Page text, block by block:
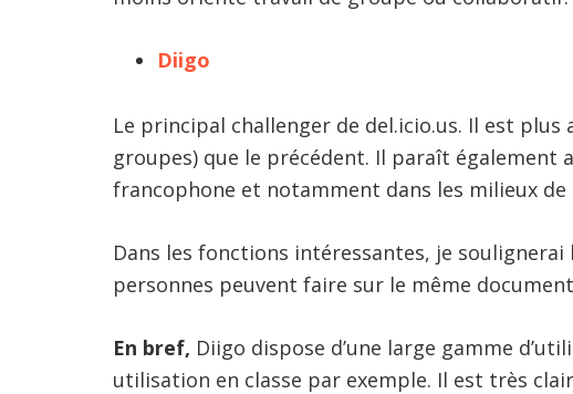
Diigo
Le principal challenger de del.icio.us. Il est
groupes) que le précédent. Il paraît également
francophone et notamment dans les milieux de
Dans les fonctions intéressantes, je
personnes peuvent faire sur le même
En bref, Diigo dispose d’une large gamme
utilisation en classe par exemple. Il est très